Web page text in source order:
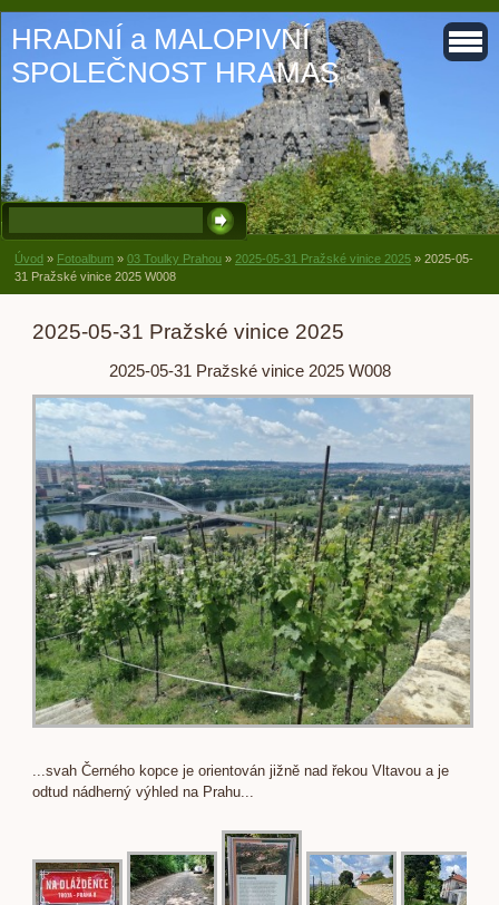
HRADNÍ a MALOPIVNÍ
SPOLEČNOST HRAMAS
Úvod » Fotoalbum » 03 Toulky Prahou » 2025-05-31 Pražské vinice 2025 » 2025-05-
31 Pražské vinice 2025 W008
2025-05-31 Pražské vinice 2025
2025-05-31 Pražské vinice 2025 W008
...svah Černého kopce je orientován jižně nad řekou Vltavou a je
odtud nádherný výhled na Prahu...